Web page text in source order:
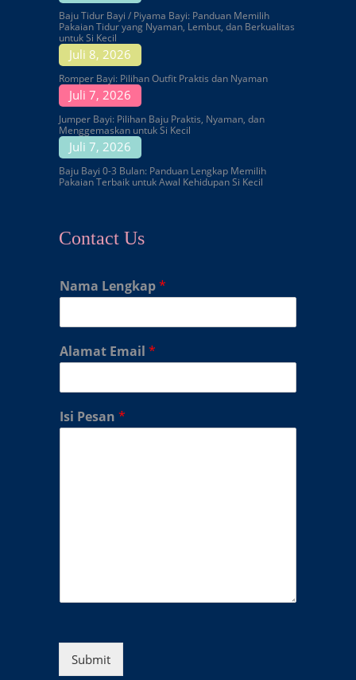
Baju Tidur Bayi / Piyama Bayi: Panduan Memilih
Pakaian Tidur yang Nyaman, Lembut, dan Berkualitas
untuk Si Kecil
Juli 8, 2026
Romper Bayi: Pilihan Outfit Praktis dan Nyaman
Juli 7, 2026
Jumper Bayi: Pilihan Baju Praktis, Nyaman, dan
Menggemaskan untuk Si Kecil
Juli 7, 2026
Baju Bayi 0-3 Bulan: Panduan Lengkap Memilih
Pakaian Terbaik untuk Awal Kehidupan Si Kecil
Contact Us
Nama Lengkap*
Alamat Email *
Isi Pesan *
Submit